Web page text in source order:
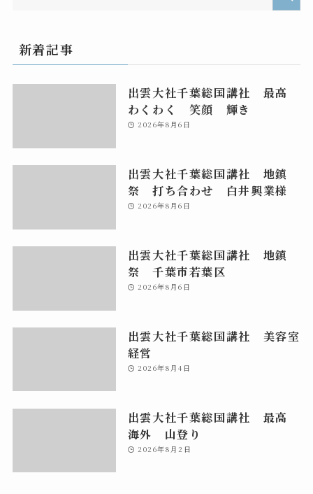
新着記事
出雲大社千葉総国講社 最高
わくわく 笑顔 輝き
2026年8月6日
出雲大社千葉総国講社 地鎮
祭 打ち合わせ 白井興業様
2026年8月6日
出雲大社千葉総国講社 地鎮
祭 千葉市若葉区
2026年8月6日
出雲大社千葉総国講社 美容室
経営
2026年8月4日
出雲大社千葉総国講社 最高
海外 山登り
2026年8月2日